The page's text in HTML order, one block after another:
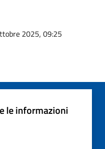
2025, 09:25
le informazioni